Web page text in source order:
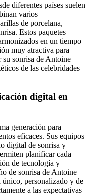
diferentes países suelen
varios
de porcelana,
Estos paquetes
en un tiempo
muy atractiva para
su sonrisa de Antoine
de las celebridades
digital en
generación para
eficaces. Sus equipos
digital de sonrisa y
planificar cada
de tecnología y
de sonrisa de Antoine
único, personalizado y de
a las expectativas